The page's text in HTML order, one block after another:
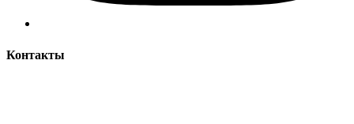
Контакты